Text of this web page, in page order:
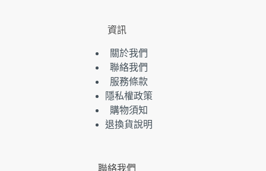
資訊
關於我們
聯絡我們
服務條款
隱私權政策
購物須知
退換貨說明
聯絡我們